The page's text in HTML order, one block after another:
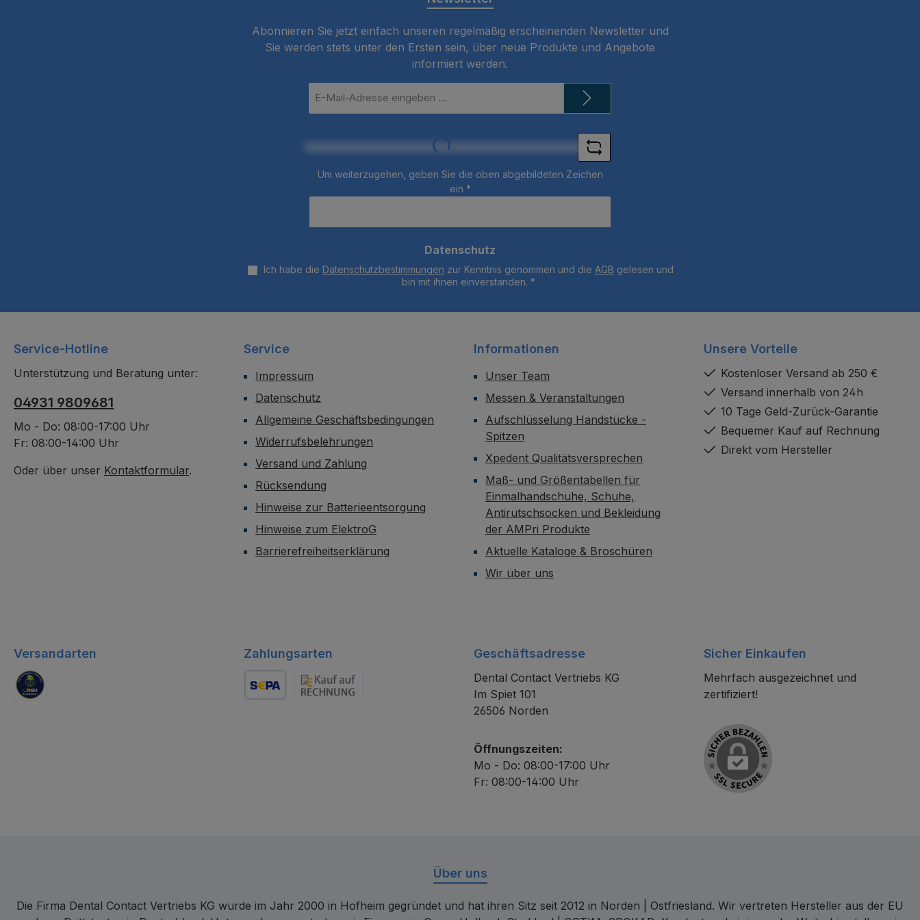
Abonnieren Sie jetzt einfach unseren regelmäßig erscheinenden Newsletter und
Sie werden stets unter den Ersten sein, über neue Produkte und Angebote
informiert werden.
Mail-
Loading...
Um weiterzugehen, geben Sie die oben abgebildeten Zeichen
ein *
Datenschutz
Ich habe die Datenschutzbestimmungen zur Kenntnis genommen und die AGB gelesen und
bin mit ihnen einverstanden. *
Service-Hotline
Unterstützung und Beratung unter:
04931 9809681
Mo - Do: 08:00-17:00 Uhr
Fr: 08:00-14:00 Uhr
Oder über unser Kontaktformular.
Service
Impressum
Datenschutz
Allgemeine Geschäftsbedingungen
Widerrufsbelehrungen
Versand und Zahlung
Rücksendung
Hinweise zur Batterieentsorgung
Hinweise zum ElektroG
Barrierefreiheitserklärung
Informationen
Unser Team
Messen & Veranstaltungen
Aufschlüsselung Handstücke -
Spitzen
Xpedent Qualitätsversprechen
Maß- und Größentabellen für
Einmalhandschuhe, Schuhe,
Antirutschsocken und Bekleidung
der AMPri Produkte
Aktuelle Kataloge & Broschüren
Wir über uns
Unsere Vorteile
Kostenloser Versand ab 250 €
Versand innerhalb von 24h
10 Tage Geld-Zurück-Garantie
Bequemer Kauf auf Rechnung
Direkt vom Hersteller
Versandarten Zahlungsarten Geschäftsadresse
Dental Contact Vertriebs KG
Im Spiet 101
26506 Norden
Öffnungszeiten:
Mo - Do: 08:00-17:00 Uhr
Fr: 08:00-14:00 Uhr
Sicher Einkaufen
Mehrfach ausgezeichnet und
zertifiziert!
Über uns
Die Firma Dental Contact Vertriebs KG wurde im Jahr 2000 in Hofheim gegründet und hat ihren Sitz seit 2012 in Norden | Ostfriesland. Wir vertreten Hersteller aus der EU